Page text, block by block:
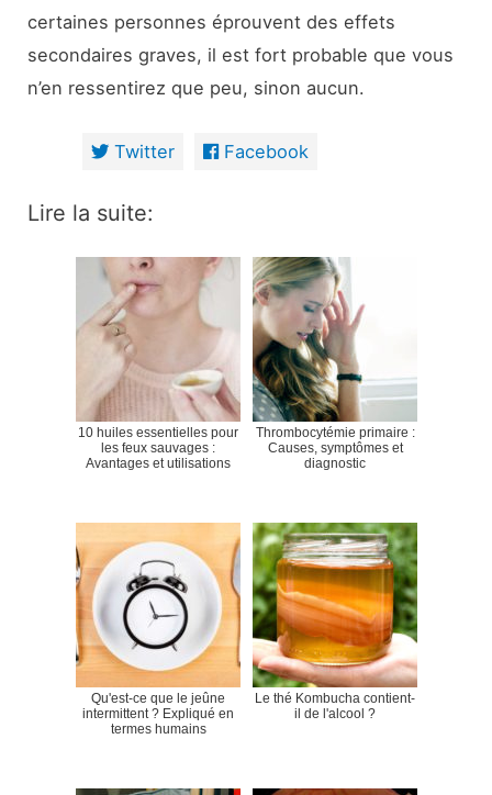
certaines personnes éprouvent des effets
secondaires graves, il est fort probable que vous
n’en ressentirez que peu, sinon aucun.
Twitter Facebook
Lire la suite:
10 huiles essentielles pour
les feux sauvages :
Avantages et utilisations
Thrombocytémie primaire :
Causes, symptômes et
diagnostic
Qu'est-ce que le jeûne
intermittent ? Expliqué en
termes humains
Le thé Kombucha contient-
il de l'alcool ?